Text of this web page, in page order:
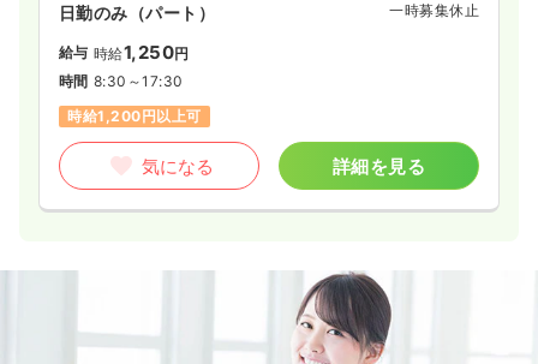
日勤のみ（パート） 一時募集休止
給与 時給1,250円
時間 8:30～17:30
時給1,200円以上可
気になる 詳細を見る